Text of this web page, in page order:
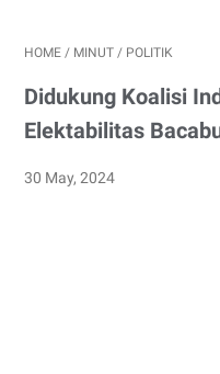
HOME / MINUT / POLITIK
Didukung Koalisi
Elektabilitas
30 May, 2024